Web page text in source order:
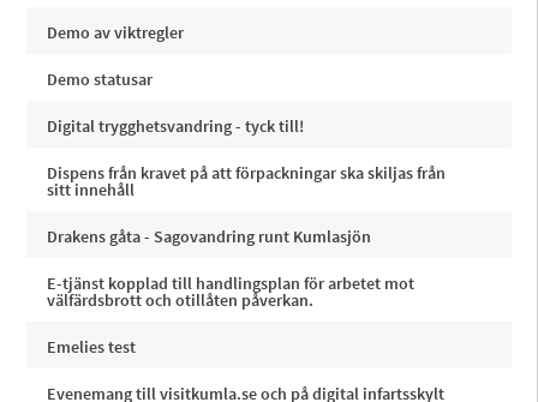
Demo av viktregler
Demo statusar
Digital trygghetsvandring - tyck till!
Dispens från kravet på att förpackningar ska skiljas från
sitt innehåll
Drakens gåta - Sagovandring runt Kumlasjön
E-tjänst kopplad till handlingsplan för arbetet mot
välfärdsbrott och otillåten påverkan.
Emelies test
Evenemang till visitkumla.se och på digital infartsskylt